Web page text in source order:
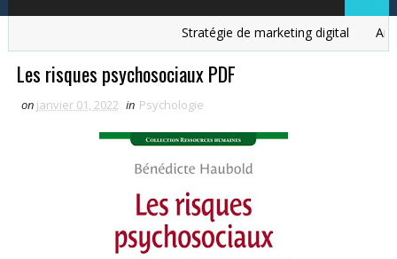
Stratégie de marketing digital
Les risques psychosociaux PDF
on janvier 01, 2022 in Psychologie